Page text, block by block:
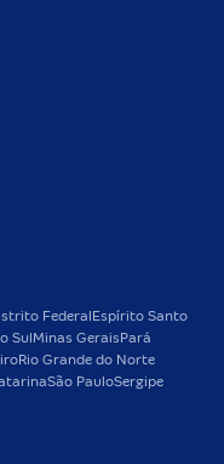
Federal Espírito Santo
Sul Minas Gerais Pará
Rio Grande do Norte
São PauloSergipe